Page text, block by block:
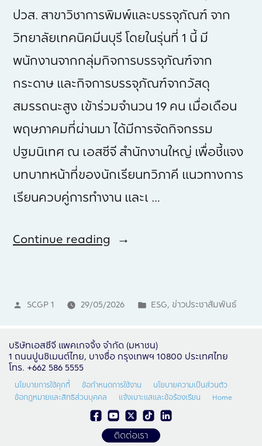
ปวส. สาขาวิชาการพิมพ์และบรรจุภัณฑ์ จาก
วิทยาลัยเทคนิคมีนบุรี โดยในรุ่นที่ 1 นี้ มี
พนักงานจากกลุ่มกิจการบรรจุภัณฑ์จาก
กระดาษ และกิจการบรรจุภัณฑ์จากวัสดุ
สมรรถนะสูง เข้าร่วมจำนวน 19 คน เมื่อเดือน
พฤษภาคมที่ผ่านมา ได้มีการจัดกิจกรรม
ปฐมนิเทศ ณ เอสซีจี สำนักงานใหญ่ เพื่อชี้แจง
บทบาทหน้าที่ของนักเรียนทวิภาคี แนวทางการ
เรียนควบคู่การทำงาน และเ …
Continue reading
SCGP 1 29/05/2026 ESG, ข่าวประชาสัมพันธ์
บริษัทเอสซีจี แพคเกจจิ้ง จำกัด (มหาชน)
1 ถนนปูนซิเมนต์ไทย, บางซื่อ กรุงเทพฯ 10800 ประเทศไทย
โทร. +662 586 5555
นโยบายการใช้คุกกี้ ข้อกำหนดการใช้งาน
นโยบายความเป็นส่วนตัว
ข้อกฎหมายและสิทธิส่วนบุคคล
แจ้งเบาะแสและข้อร้องเรียน Home
ติดต่อเรา